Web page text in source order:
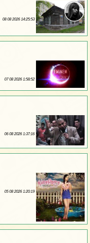
08 08 2026 14:25:53
07 08 2026 1:58:52
06 08 2026 1:37:16
05 08 2026 1:20:19